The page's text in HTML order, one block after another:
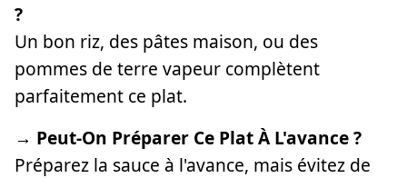
?
Un bon riz, des pâtes maison, ou des
pommes de terre vapeur complètent
parfaitement ce plat.
→ Peut-On Préparer Ce Plat À L'avance ?
Préparez la sauce à l'avance, mais évitez de